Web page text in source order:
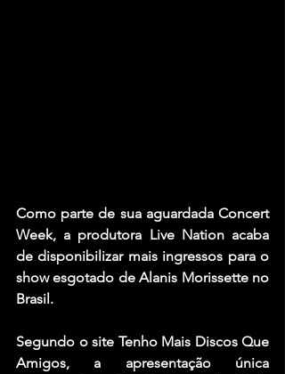
Como parte de sua aguardada Concert
Week, a produtora Live Nation acaba
de disponibilizar mais ingressos para o
show esgotado de Alanis Morissette no
Brasil.
Segundo o site Tenho Mais Discos Que
Amigos, a apresentação única